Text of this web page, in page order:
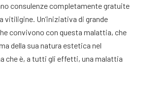
consulenze completamente gratuite
vitiligine. Un’iniziativa di grande
convivono con questa malattia, che
della sua natura estetica nel
che è, a tutti gli effetti, una malattia